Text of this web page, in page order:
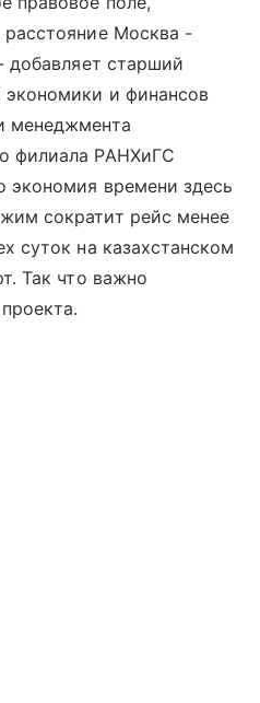
расстояние Москва -
старший
экономики и финансов
менеджмента
филиала РАНХиГС
экономия времени здесь
сократит рейс менее
суток на казахстанском
Так что важно